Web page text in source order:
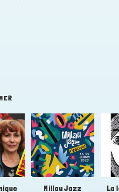
Millau Jazz La